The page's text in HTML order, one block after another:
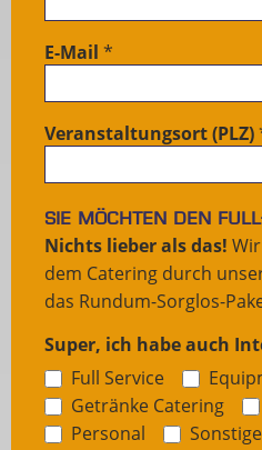
E-Mail *
Veranstaltungsort (PLZ)
Sie möchten den
Nichts lieber als das!
dem Catering durch
das Rundum-Sorglos-
Super, ich habe auch
Full Service
Getränke Catering
Personal